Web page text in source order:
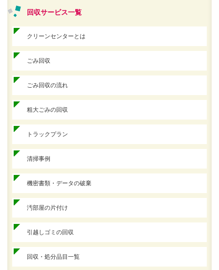
回収サービス一覧
クリーンセンターとは
ごみ回収
ごみ回収の流れ
粗大ごみの回収
トラックプラン
清掃事例
機密書類・データの破棄
汚部屋の片付け
引越しゴミの回収
回収・処分品目一覧